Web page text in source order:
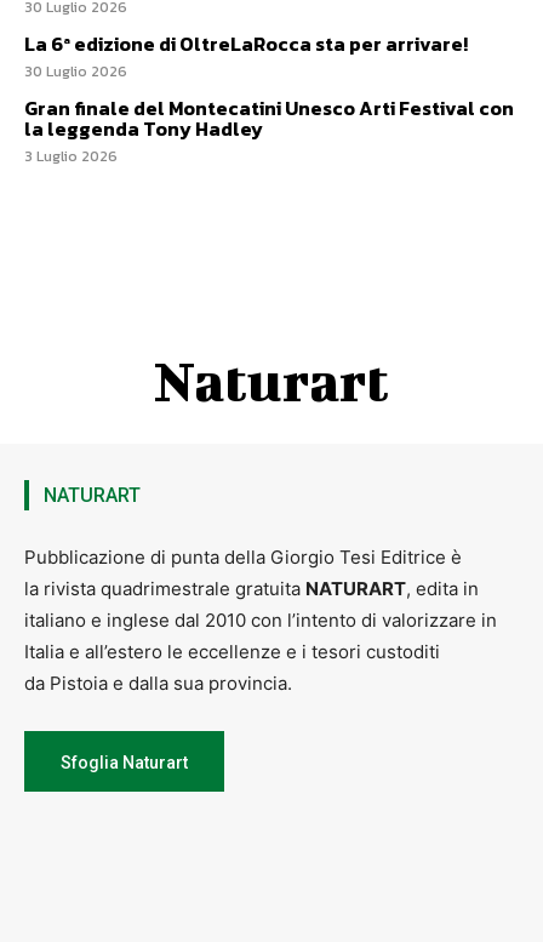
30 Luglio 2026
La 6ª edizione di OltreLaRocca sta per arrivare!
30 Luglio 2026
Gran finale del Montecatini Unesco Arti Festival con
la leggenda Tony Hadley
3 Luglio 2026
Naturart
NATURART
Pubblicazione di punta della Giorgio Tesi Editrice è
la rivista quadrimestrale gratuita NATURART, edita in
italiano e inglese dal 2010 con l’intento di valorizzare in
Italia e all’estero le eccellenze e i tesori custoditi
da Pistoia e dalla sua provincia.
Sfoglia Naturart